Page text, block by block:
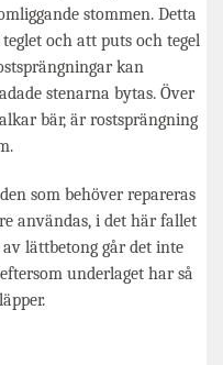
stommen. Detta
och att puts och tegel
kan
stenarna bytas. Över
bär, är rostsprängning
som behöver repareras
användas, i det här fallet
lättbetong går det inte
underlaget har så